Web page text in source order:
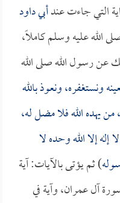
التي جاءت عندأبي داود
الله عليه وسلم كاملاً،
عن رسول الله صلى الله
ونستغفره، ونعوذ بالله
يهده الله فلا مضل له،
إلا الله وحده لا
) ثم يؤتى بالآيات: آية
آل عمران، وآية في